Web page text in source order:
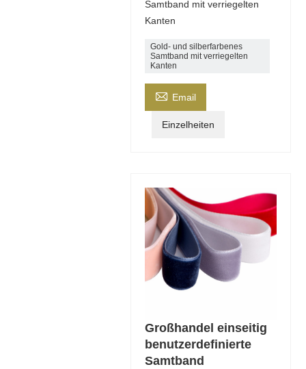
Samtband mit verriegelten
Kanten
Gold- und silberfarbenes
Samtband mit verriegelten
Kanten
 Email
Einzelheiten
Großhandel einseitig
benutzerdefinierte
Samtband